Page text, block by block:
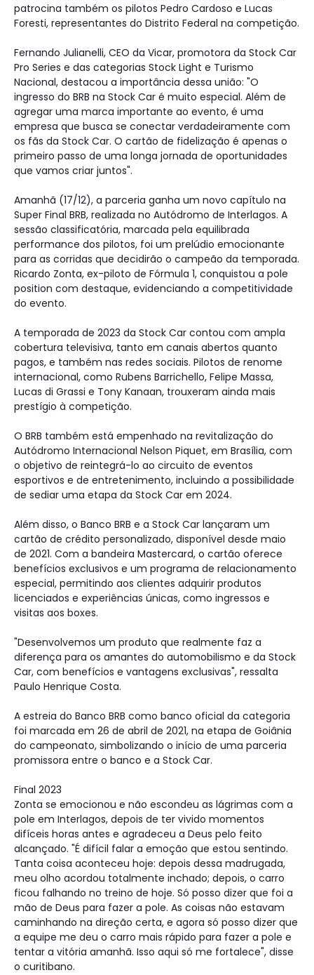
patrocina também os pilotos Pedro Cardoso e Lucas
Foresti, representantes do Distrito Federal na competição.
Fernando Julianelli, CEO da Vicar, promotora da Stock Car
Pro Series e das categorias Stock Light e Turismo
Nacional, destacou a importância dessa união: "O
ingresso do BRB na Stock Car é muito especial. Além de
agregar uma marca importante ao evento, é uma
empresa que busca se conectar verdadeiramente com
os fãs da Stock Car. O cartão de fidelização é apenas o
primeiro passo de uma longa jornada de oportunidades
que vamos criar juntos".
Amanhã (17/12), a parceria ganha um novo capítulo na
Super Final BRB, realizada no Autódromo de Interlagos. A
sessão classificatória, marcada pela equilibrada
performance dos pilotos, foi um prelúdio emocionante
para as corridas que decidirão o campeão da temporada.
Ricardo Zonta, ex-piloto de Fórmula 1, conquistou a pole
position com destaque, evidenciando a competitividade
do evento.
A temporada de 2023 da Stock Car contou com ampla
cobertura televisiva, tanto em canais abertos quanto
pagos, e também nas redes sociais. Pilotos de renome
internacional, como Rubens Barrichello, Felipe Massa,
Lucas di Grassi e Tony Kanaan, trouxeram ainda mais
prestígio à competição.
O BRB também está empenhado na revitalização do
Autódromo Internacional Nelson Piquet, em Brasília, com
o objetivo de reintegrá-lo ao circuito de eventos
esportivos e de entretenimento, incluindo a possibilidade
de sediar uma etapa da Stock Car em 2024.
Além disso, o Banco BRB e a Stock Car lançaram um
cartão de crédito personalizado, disponível desde maio
de 2021. Com a bandeira Mastercard, o cartão oferece
benefícios exclusivos e um programa de relacionamento
especial, permitindo aos clientes adquirir produtos
licenciados e experiências únicas, como ingressos e
visitas aos boxes.
"Desenvolvemos um produto que realmente faz a
diferença para os amantes do automobilismo e da Stock
Car, com benefícios e vantagens exclusivas", ressalta
Paulo Henrique Costa.
A estreia do Banco BRB como banco oficial da categoria
foi marcada em 26 de abril de 2021, na etapa de Goiânia
do campeonato, simbolizando o início de uma parceria
promissora entre o banco e a Stock Car.
Final 2023
Zonta se emocionou e não escondeu as lágrimas com a
pole em Interlagos, depois de ter vivido momentos
difíceis horas antes e agradeceu a Deus pelo feito
alcançado. "É difícil falar a emoção que estou sentindo.
Tanta coisa aconteceu hoje: depois dessa madrugada,
meu olho acordou totalmente inchado; depois, o carro
ficou falhando no treino de hoje. Só posso dizer que foi a
mão de Deus para fazer a pole. As coisas não estavam
caminhando na direção certa, e agora só posso dizer que
a equipe me deu o carro mais rápido para fazer a pole e
tentar a vitória amanhã. Isso aqui só me fortalece", disse
o curitibano.